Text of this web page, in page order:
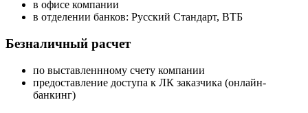
в офисе компании
в отделении банков: Русский Стандарт, ВТБ
Безналичный расчет
по выставленнному счету компании
предоставление доступа к ЛК заказчика (онлайн-
банкинг)